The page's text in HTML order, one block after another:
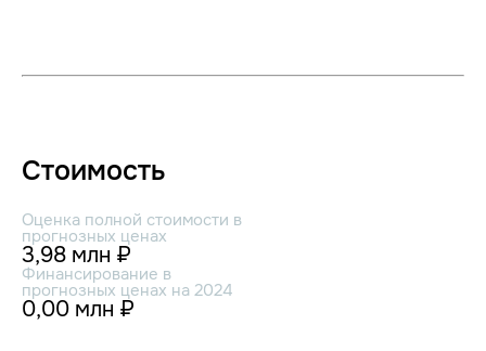
Стоимость
Оценка полной стоимости в
прогнозных ценах
3,98 млн ₽
Финансирование в
прогнозных ценах на 2024
0,00 млн ₽